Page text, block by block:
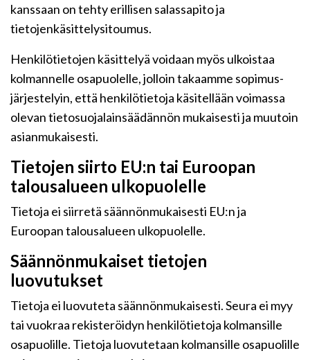
kanssaan on tehty erillisen salassapito ja
tietojenkäsittelysitoumus.
Henkilötietojen käsittelyä voidaan myös ulkoistaa
kolmannelle osapuolelle, jolloin takaamme sopimus-
järjestelyin, että henkilötietoja käsitellään voimassa
olevan tietosuojalainsäädännön mukaisesti ja muutoin
asianmukaisesti.
Tietojen siirto EU:n tai Euroopan
talousalueen ulkopuolelle
Tietoja ei siirretä säännönmukaisesti EU:n ja
Euroopan talousalueen ulkopuolelle.
Säännönmukaiset tietojen
luovutukset
Tietoja ei luovuteta säännönmukaisesti. Seura ei myy
tai vuokraa rekisteröidyn henkilötietoja kolmansille
osapuolille. Tietoja luovutetaan kolmansille osapuolille